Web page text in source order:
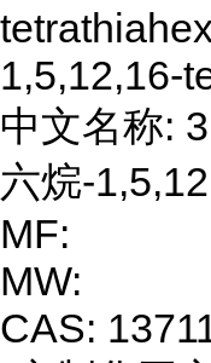
1,5,12,16-
中文名称:
六烷-
MF:
MW:
CAS: